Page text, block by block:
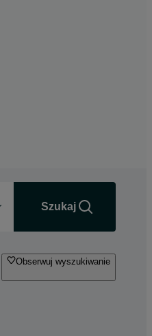
Szukaj
Obserwuj wyszukiwanie